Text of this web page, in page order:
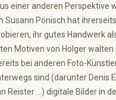
einer anderen Perspektive
Susann Pönisch hat
ihr gutes Handwerk
Motiven von Holger walten
bei anderen Foto-
sind (darunter Denis
Reister …) digitale Bilder in